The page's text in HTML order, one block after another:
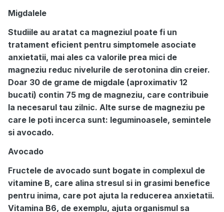
Migdalele
Studiile au aratat ca magneziul poate fi un
tratament eficient pentru simptomele asociate
anxietatii, mai ales ca valorile prea mici de
magneziu reduc nivelurile de serotonina din creier.
Doar 30 de grame de migdale (aproximativ 12
bucati) contin 75 mg de magneziu, care contribuie
la necesarul tau zilnic. Alte surse de magneziu pe
care le poti incerca sunt: leguminoasele, semintele
si avocado.
Avocado
Fructele de avocado sunt bogate in complexul de
vitamine B, care alina stresul si in grasimi benefice
pentru inima, care pot ajuta la reducerea anxietatii.
Vitamina B6, de exemplu, ajuta organismul sa